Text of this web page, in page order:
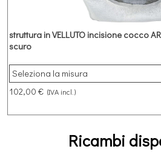
struttura in VELLUTO incisione cocco
scuro
102,00 € (IVA incl.)
Ricambi